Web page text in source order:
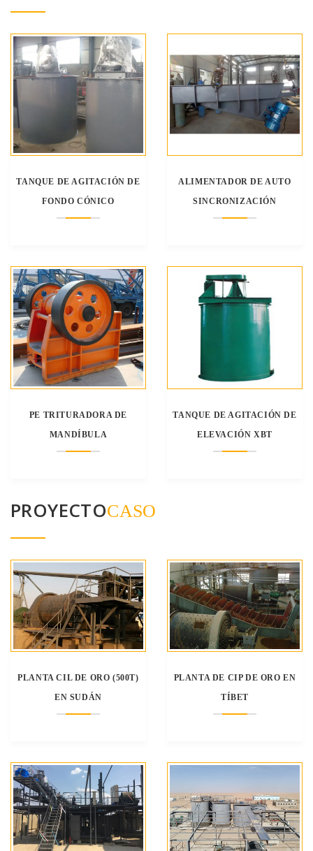
TANQUE DE AGITACIÓN DE
FONDO CÓNICO
ALIMENTADOR DE AUTO
SINCRONIZACIÓN
PE TRITURADORA DE
MANDÍBULA
TANQUE DE AGITACIÓN DE
ELEVACIÓN XBT
PROYECTOCASO
PLANTA CIL DE ORO (500T)
EN SUDÁN
PLANTA DE CIP DE ORO EN
TÍBET